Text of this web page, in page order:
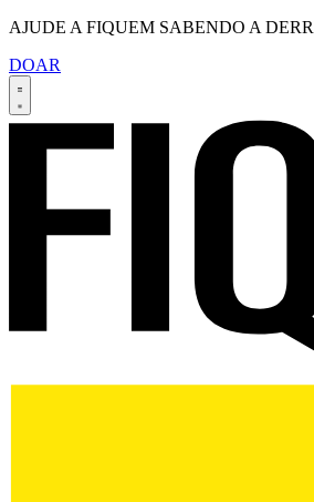
AJUDE A FIQUEM SABENDO A
DOAR